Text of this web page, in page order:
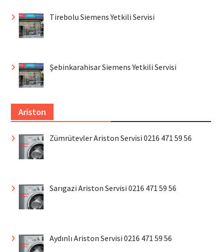
Tirebolu Siemens Yetkili Servisi
Şebinkarahisar Siemens Yetkili Servisi
Ariston
Zümrütevler Ariston Servisi 0216 471 59 56
Sarıgazi Ariston Servisi 0216 471 59 56
Aydınlı Ariston Servisi 0216 471 59 56